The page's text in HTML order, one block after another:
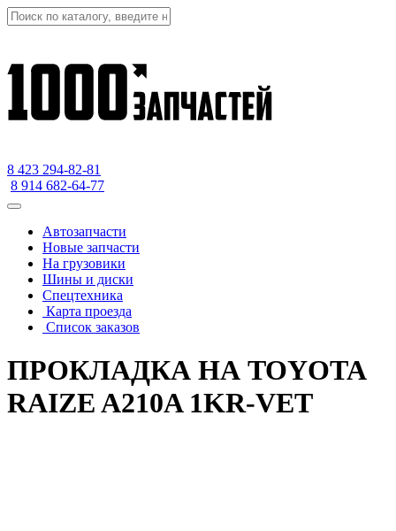
8 423 294-82-81
8 914 682-64-77
Автозапчасти
Новые запчасти
На грузовики
Шины и диски
Спецтехника
Карта проезда
Список заказов
ПРОКЛАДКА НА TOYOTA
RAIZE A210A 1KR-VET